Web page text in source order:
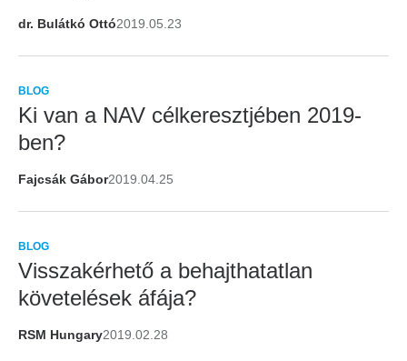
dr. Bulátkó Ottó2019.05.23
BLOG
Ki van a NAV célkeresztjében 2019-
ben?
Fajcsák Gábor2019.04.25
BLOG
Visszakérhető a behajthatatlan
követelések áfája?
RSM Hungary2019.02.28